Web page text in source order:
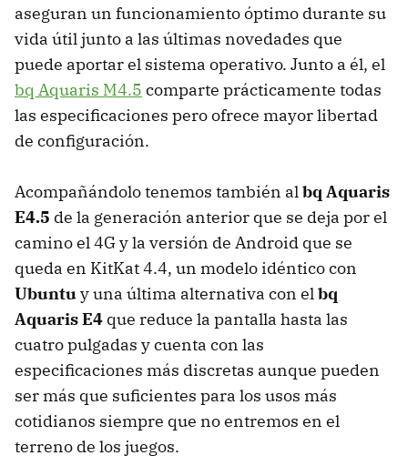
aseguran un funcionamiento óptimo durante su
vida útil junto a las últimas novedades que
puede aportar el sistema operativo. Junto a él, el
bq Aquaris M4.5 comparte prácticamente todas
las especificaciones pero ofrece mayor libertad
de configuración.
Acompañándolo tenemos también albq Aquaris
E4.5 de la generación anterior que se deja por el
camino el 4G y la versión de Android que se
queda en KitKat 4.4, un modelo idéntico con
Ubuntuy una última alternativa con elbq
Aquaris E4 que reduce la pantalla hasta las
cuatro pulgadas y cuenta con las
especificaciones más discretas aunque pueden
ser más que suficientes para los usos más
cotidianos siempre que no entremos en el
terreno de los juegos.